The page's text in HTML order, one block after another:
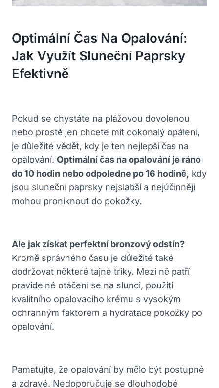
Optimální Čas Na Opalování:
Jak Využít Sluneční Paprsky
Efektivně
Pokud se chystáte na plážovou dovolenou
nebo prostě jen chcete mít dokonalý opálení,
je důležité vědět, kdy je ten nejlepší čas na
opalování. Optimální čas na opalování je ráno
do 10 hodin nebo odpoledne po 16 hodině, kdy
jsou sluneční paprsky nejslabší a nejúčinněji
mohou proniknout do pokožky.
Ale jak získat perfektní bronzový odstín?
Kromě správného času je důležité také
dodržovat některé tajné triky. Mezi ně patří
pravidelné otáčení se na slunci, použití
kvalitního opalovacího krému s vysokým
ochranným faktorem a hydratace pokožky po
opalování.
Pamatujte, že opalování by mělo být postupné
a zdravé. Nedoporučuje se dlouhodobé